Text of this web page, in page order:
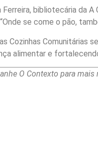
Ferreira, bibliotecária da
se come o pão,
Cozinhas Comunitárias
alimentar e
O Contexto para